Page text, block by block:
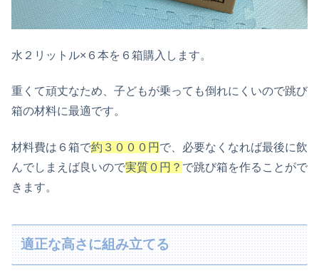
水２リットル×６本を６箱購入します。
重くて頑丈なため、子どもが乗っても倒れにくいので跳び
箱の材料に最適です。
材料費は６箱で約３０００円 で、必要なくなれば最後に飲
んでしまえば良いので実質０円？ で跳び箱を作ることがで
きます。
適正な高さに組み立てる